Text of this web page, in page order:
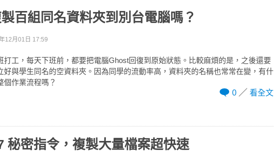
百組同名資料夾到別台電腦嗎？
12月01日 17:59
打工，每天下班前，都要把電腦Ghost回復到原始狀態。比較麻煩的是，之後還要
好與學生同名的空資料夾。因為同學的流動率高，資料夾的名稱也常常在變，有什
個作業流程嗎？
0
看全文
秘密指令，複製大量檔案超快速